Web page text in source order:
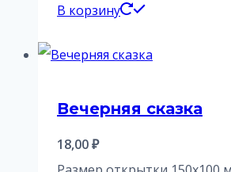
В корзину
Вечерняя сказка
18,00₽